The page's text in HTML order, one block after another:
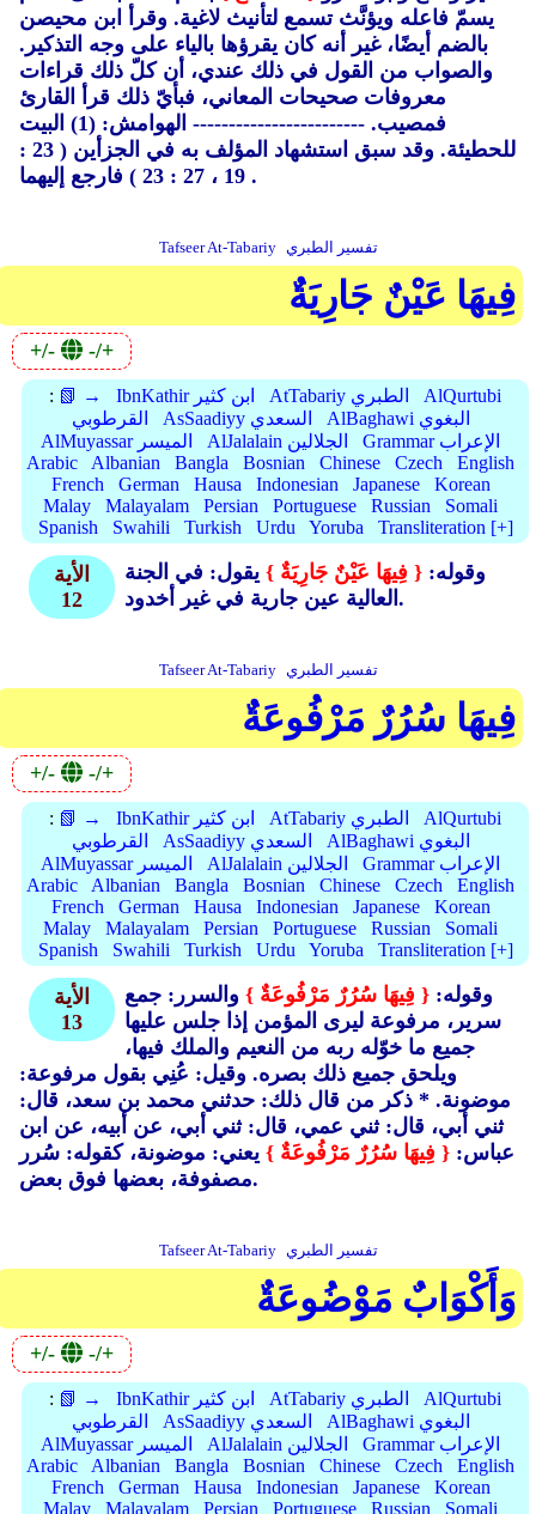
يسمّ فاعله ويؤنَّث تسمع لتأنيث لاغية. وقرأ ابن محيصن
بالضم أيضًا، غير أنه كان يقرؤها بالياء على وجه التذكير.
والصواب من القول في ذلك عندي، أن كلّ ذلك قراءات
معروفات صحيحات المعاني، فبأيّ ذلك قرأ القارئ
فمصيب. ------------------------ الهوامش: (1)
البيت
للحطيئة. وقد سبق استشهاد المؤلف به في الجزأين ( 23 :
19 ، 27 : 23 ) فارجع إليهما .
Tafseer At-Tabariy تفسير الطبري
فِيهَا عَيْنٌ جَارِيَةٌ
+/- -/+
: 📗 → IbnKathir ابن كثير AtTabariy الطبري
AlQurtubi
القرطوبي
AsSaadiyy السعدي
AlBaghawi البغوي
AlMuyassar الميسر
AlJalalain الجلالين
Grammar الإعراب
Arabic
Albanian Bangla Bosnian Chinese Czech
English
French
German Hausa Indonesian Japanese
Korean
Malay
Malayalam Persian Portuguese Russian
Somali
Spanish
Swahili Turkish Urdu Yoruba Transliteration [+]
الأية
12
وقوله: { فِيهَا عَيْنٌ جَارِيَةٌ } يقول: في الجنة
العالية عين جارية في غير أخدود.
Tafseer At-Tabariy تفسير الطبري
فِيهَا سُرُرٌ مَرْفُوعَةٌ
+/- -/+
: 📗 → IbnKathir ابن كثير AtTabariy الطبري
AlQurtubi
القرطوبي
AsSaadiyy السعدي
AlBaghawi البغوي
AlMuyassar الميسر
AlJalalain الجلالين
Grammar الإعراب
Arabic
Albanian Bangla Bosnian Chinese Czech
English
French
German Hausa Indonesian Japanese
Korean
Malay
Malayalam Persian Portuguese Russian
Somali
Spanish
Swahili Turkish Urdu Yoruba Transliteration [+]
الأية
13
وقوله: { فِيهَا سُرُرٌ مَرْفُوعَةٌ } والسرر: جمع
سرير، مرفوعة ليرى المؤمن إذا جلس عليها
جميع ما خوّله ربه من النعيم والملك فيها،
ويلحق جميع ذلك بصره. وقيل: عُنِي بقول مرفوعة:
موضونة. * ذكر من قال ذلك: حدثني محمد بن سعد، قال:
ثني أبي، قال: ثني عمي، قال: ثني أبي، عن أبيه، عن ابن
عباس: { فِيهَا سُرُرٌ مَرْفُوعَةٌ } يعني: موضونة، كقوله: سُرر
مصفوفة، بعضها فوق بعض.
Tafseer At-Tabariy تفسير الطبري
وَأَكْوَابٌ مَوْضُوعَةٌ
+/- -/+
: 📗 → IbnKathir ابن كثير AtTabariy الطبري
AlQurtubi
القرطوبي
AsSaadiyy السعدي
AlBaghawi البغوي
AlMuyassar الميسر
AlJalalain الجلالين
Grammar الإعراب
Arabic
Albanian Bangla Bosnian Chinese Czech
English
French
German Hausa Indonesian Japanese
Korean
Malay
Malayalam Persian Portuguese Russian
Somali